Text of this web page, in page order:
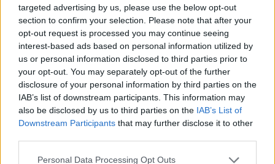
targeted advertising by us, please use the below opt-out
section to confirm your selection. Please note that after your
opt-out request is processed you may continue seeing
interest-based ads based on personal information utilized by
us or personal information disclosed to third parties prior to
your opt-out. You may separately opt-out of the further
disclosure of your personal information by third parties on the
IAB’s list of downstream participants. This information may
also be disclosed by us to third parties on the IAB’s List of
Downstream Participants that may further disclose it to other
Personal Data Processing Opt Outs
Omoda & Jaecoo International User Summit
2025: Ταξιδεύουμε στην Κίνα και γνωρίζουμε
όλα τα νέα…
ΝΊΚΟΣ ΝΑΟΎΜ 15.10.2025
ΠΑΛΑΙΌΤΕΡΑ ΆΡΘΡΑ